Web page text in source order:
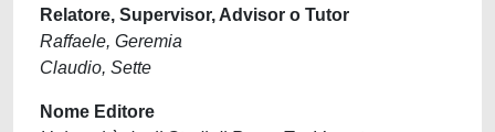
Relatore, Supervisor, Advisor o Tutor
Raffaele, Geremia
Claudio, Sette
Nome Editore